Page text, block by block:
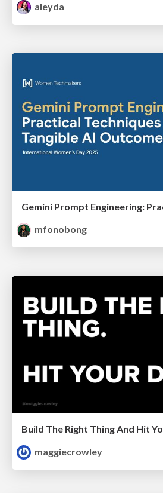
aleyda
mfonobong
Build The Right Thing And Hit
maggiecrowley